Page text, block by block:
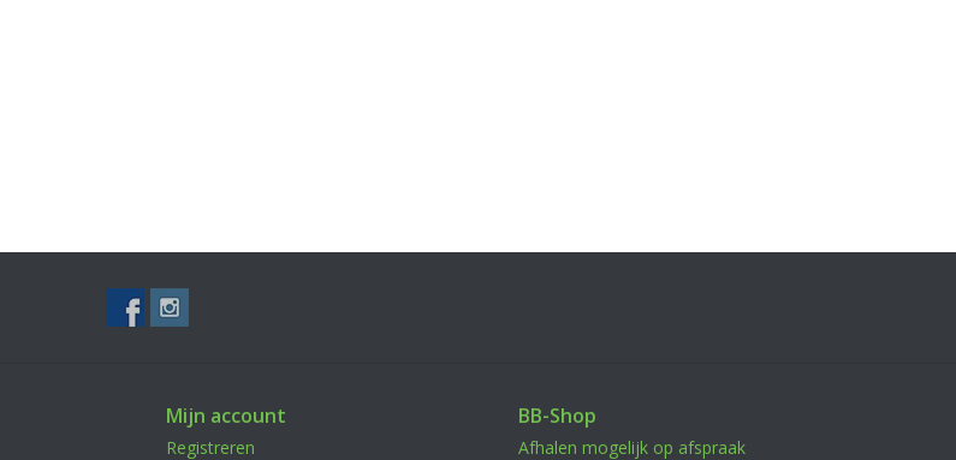
Mijn account
Registreren
BB-Shop
Afhalen mogelijk op afspraak